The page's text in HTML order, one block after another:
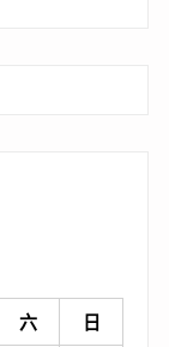
六
日